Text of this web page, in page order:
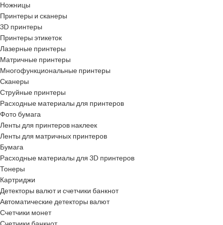
Ножницы
Принтеры и сканеры
3D принтеры
Принтеры этикеток
Лазерные принтеры
Матричные принтеры
Многофункциональные принтеры
Сканеры
Струйные принтеры
Расходные материалы для принтеров
Фото бумага
Ленты для принтеров наклеек
Ленты для матричных принтеров
Бумага
Расходные материалы для 3D принтеров
Тонеры
Картриджи
Детекторы валют и счетчики банкнот
Автоматические детекторы валют
Счетчики монет
Счетчики банкнот